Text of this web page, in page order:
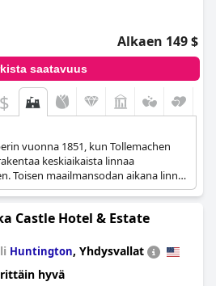
Alkaen 149 $
saatavuus
$
vuonna 1851, kun Tollemachen
keskiaikaista linnaa
Toisen maailmansodan aikana linnaa
lasten turvapaikkana.
I -luettelon aseman historiallisen
luvulla sitä käytettiin live action -
ja myöhemmin yrityskonferenssien
2006 sen nykyiset omistajat
sen nykyiseksi majesteettiseksi
Castle Hotel & Estate
Huntington, Yhdysvallat
hyvä